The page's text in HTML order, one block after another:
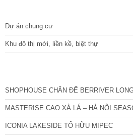
Dự án chung cư
Khu đô thị mới, liền kề, biệt thự
SHOPHOUSE CHÂN ĐẾ BERRIVER
MASTERISE CAO XÀ LÁ – HÀ NỘI
ICONIA LAKESIDE TỐ HỮU MIPEC